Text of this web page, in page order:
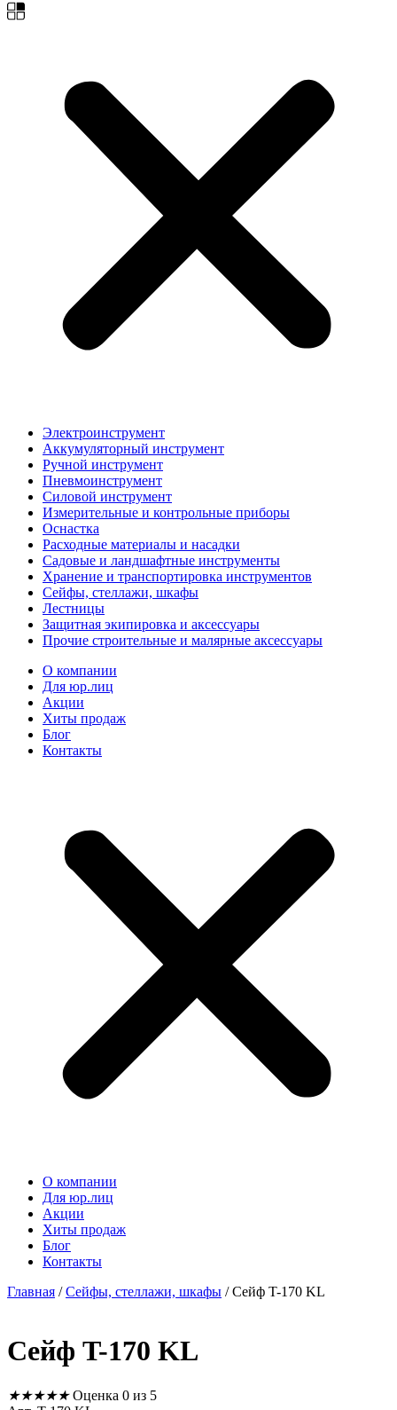
Электроинструмент
Аккумуляторный инструмент
Ручной инструмент
Пневмоинструмент
Силовой инструмент
Измерительные и контрольные приборы
Оснастка
Расходные материалы и насадки
Садовые и ландшафтные инструменты
Хранение и транспортировка инструментов
Сейфы, стеллажи, шкафы
Лестницы
Защитная экипировка и аксессуары
Прочие строительные и малярные аксессуары
О компании
Для юр.лиц
Акции
Хиты продаж
Блог
Контакты
О компании
Для юр.лиц
Акции
Хиты продаж
Блог
Контакты
Главная /Сейфы, стеллажи, шкафы / Сейф T-170 KL
Сейф T-170 KL
★★★★★ Оценка 0 из 5